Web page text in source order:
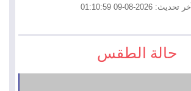
آخر تحديث: 2026-08-09 01:10:59
حالة الطقس